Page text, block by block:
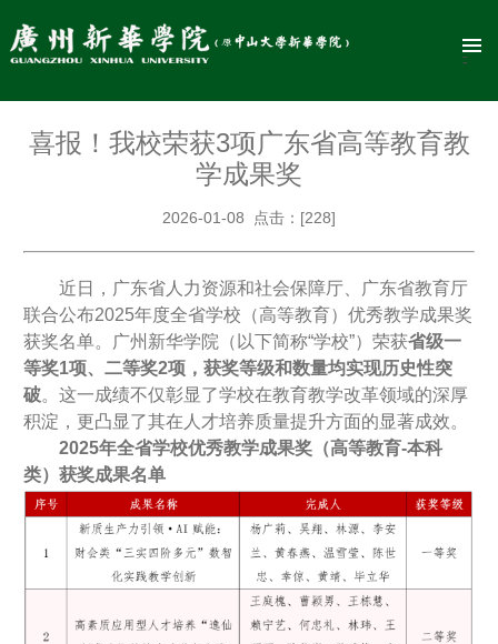
喜报！我校荣获3项广东省高等教育教
学成果奖
2026-01-08 点击：[228]
近日，广东省人力资源和社会保障厅、广东省教育厅
联合公布2025年度全省学校（高等教育）优秀教学成果奖
获奖名单。广州新华学院（以下简称“学校”）荣获省级一
等奖1项、二等奖2项，获奖等级和数量均实现历史性突
破。这一成绩不仅彰显了学校在教育教学改革领域的深厚
积淀，更凸显了其在人才培养质量提升方面的显著成效。
2025年全省学校优秀教学成果奖（高等教育-本科
类）获奖成果名单